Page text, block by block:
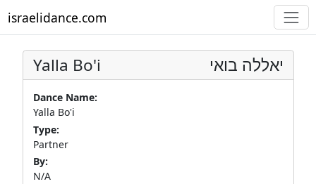
israelidance.com
Yalla Bo'i יאללה בואי
Dance Name:
Yalla Bo'i
Type:
Partner
By:
N/A